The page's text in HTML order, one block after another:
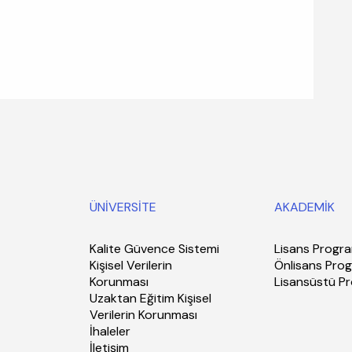
ÜNİVERSİTE
Kalite Güvence Sistemi
Kişisel Verilerin
Korunması
Uzaktan Eğitim Kişisel
Verilerin Korunması
İhaleler
İletişim
AKADEMİK
Lisans
Önlisans
Lisansüstü